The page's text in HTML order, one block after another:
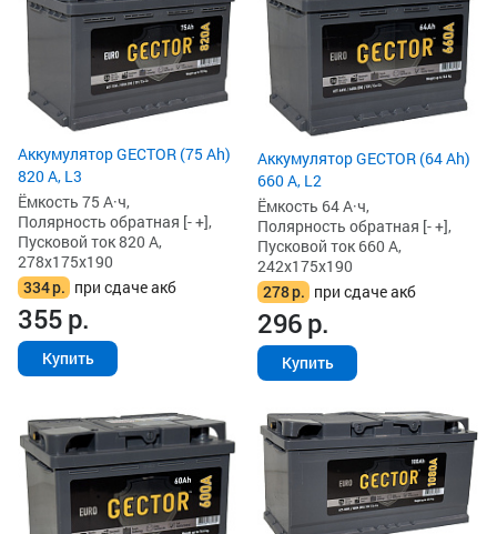
Аккумулятор GECTOR (75 Ah)
820 А, L3
Ёмкость 75 А·ч,
Полярность обратная [- +],
Пусковой ток 820 А,
278x175x190
334р. при сдаче акб
355р.
Купить
Аккумулятор GECTOR (64 Ah)
660 А, L2
Ёмкость 64 А·ч,
Полярность обратная [- +],
Пусковой ток 660 А,
242x175x190
278р. при сдаче акб
296р.
Купить